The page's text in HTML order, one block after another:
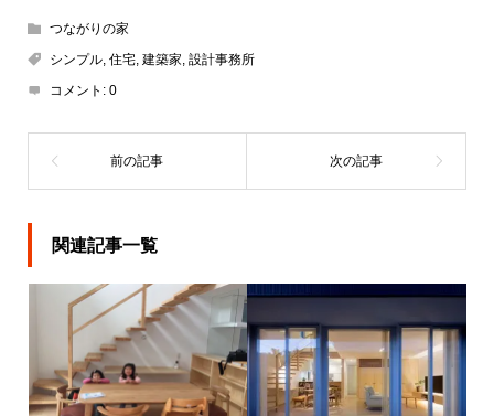
つながりの家
シンプル, 住宅, 建築家, 設計事務所
コメント: 0
関連記事一覧